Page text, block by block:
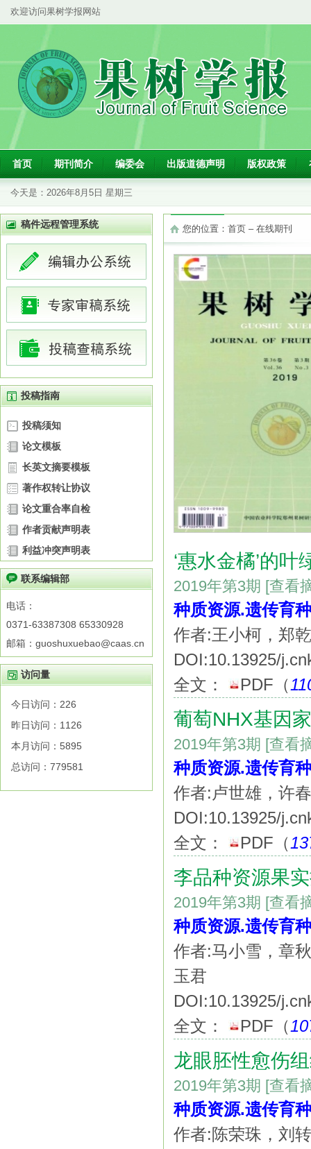
欢迎访问果树学报网站
首页 期刊简介 编委会 出版道德声明 版权政策
今天是： 2026年8月5日 星期三
稿件远程管理系统
投稿指南
投稿须知
论文模板
长英文摘要模板
著作权转让协议
论文重合率自检
作者贡献声明表
利益冲突声明表
联系编辑部
电话：
0371-63387308 65330928
邮箱：guoshuxuebao@caas.cn
访问量
今日访问： 226
昨日访问： 1126
本月访问： 5895
总访问： 779581
您的位置： 首页 – 在线期刊
‘惠水金橘’的
2019年第3期 [查看
种质资源.遗传育
作者:王小柯，郑
DOI:10.13925/
全文：
PDF （
葡萄NHX基因
2019年第3期 [查看
种质资源.遗传育
作者:卢世雄，许
DOI:10.13925/
全文：
PDF （
李品种资源果
2019年第3期 [查看
种质资源.遗传育
作者:马小雪，章
玉君
DOI:10.13925/
全文：
PDF （
龙眼胚性愈伤
2019年第3期 [查看
种质资源.遗传育
作者:陈荣珠，刘